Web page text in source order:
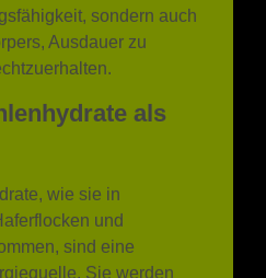
als
wie sie in
sind eine
Sie werden
sorgen somit für
während